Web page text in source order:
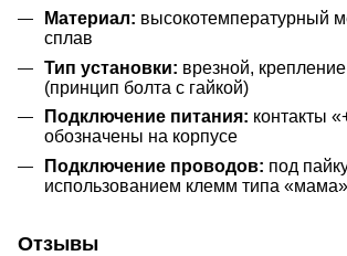
Материал: высокотемпературный
сплав
Тип установки: врезной,
(принцип болта с гайкой)
Подключение питания: контакты
обозначены на корпусе
Подключение проводов: под
использованием клемм типа «мама»
Отзывы